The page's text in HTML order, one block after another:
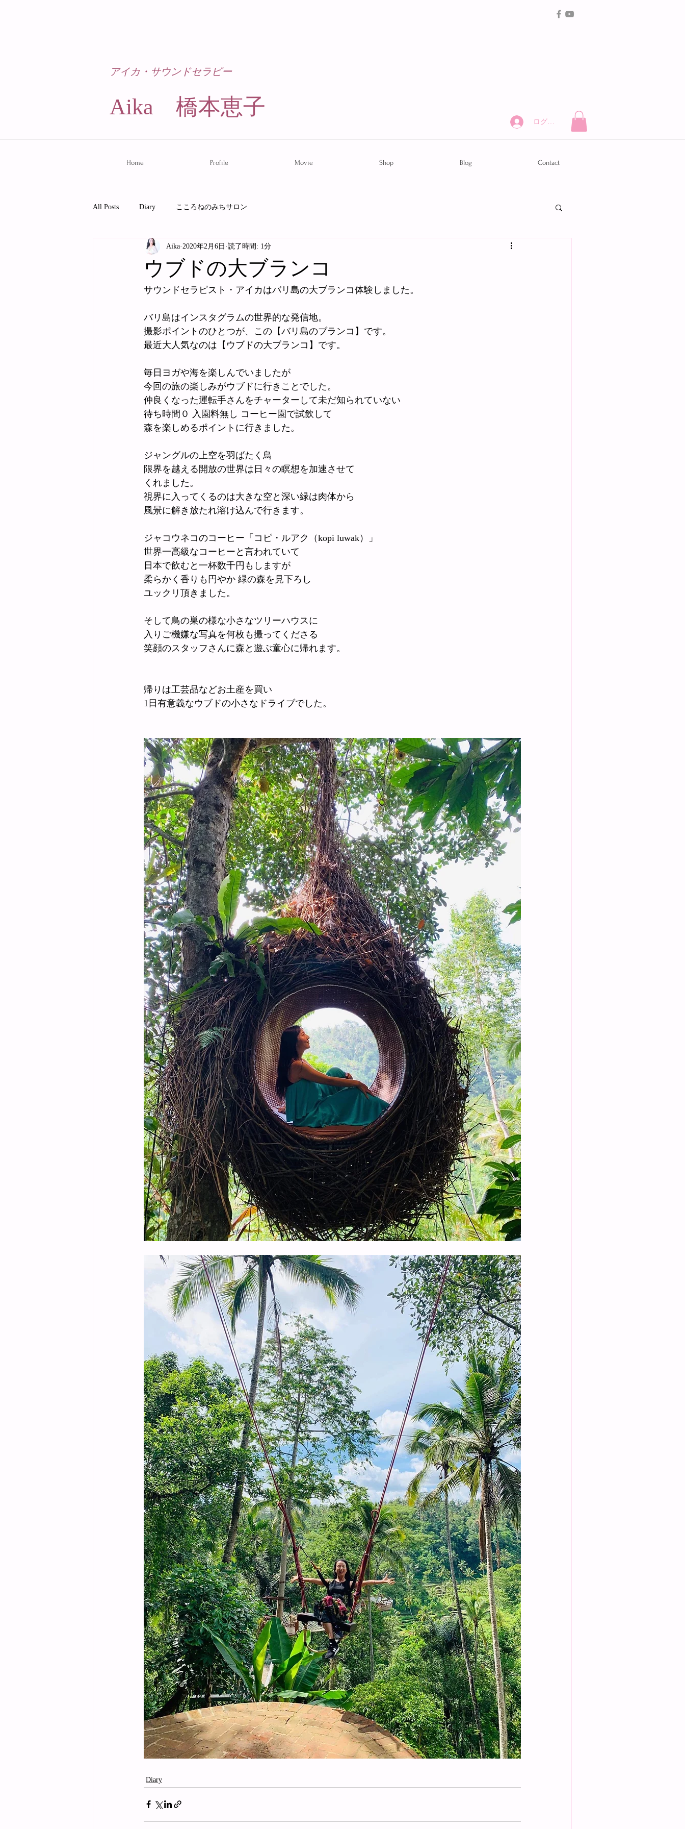
アイカ・サウンドセラピー
Aika 橋本恵子​
ログイン
Home Profile Movie Shop Blog Contact
All Posts Diary こころねのみちサロン
ウブドの大ブランコ
Aika 2020年2月6日 読了時間: 1分
サウンドセラピスト・アイカはバリ島の大ブランコ体験しました。
バリ島はインスタグラムの世界的な発信地。
撮影ポイントのひとつが、この【バリ島のブランコ】です。
最近大人気なのは【ウブドの大ブランコ】です。
毎日ヨガや海を楽しんでいましたが
今回の旅の楽しみがウブドに行きことでした。
仲良くなった運転手さんをチャーターして未だ知られていない
待ち時間０ 入園料無し コーヒー園で試飲して
森を楽しめるポイントに行きました。
ジャングルの上空を羽ばたく鳥
限界を越える開放の世界は日々の瞑想を加速させて
くれました。
視界に入ってくるのは大きな空と深い緑は肉体から
風景に解き放たれ溶け込んで行きます。
ジャコウネコのコーヒー「コピ・ルアク（kopi luwak）」
世界一高級なコーヒーと言われていて
日本で飲むと一杯数千円もしますが
柔らかく香りも円やか 緑の森を見下ろし
ユックリ頂きました。
そして鳥の巣の様な小さなツリーハウスに
入りご機嫌な写真を何枚も撮ってくださる
笑顔のスタッフさんに森と遊ぶ童心に帰れます。
帰りは工芸品などお土産を買い
1日有意義なウブドの小さなドライブでした。
Diary